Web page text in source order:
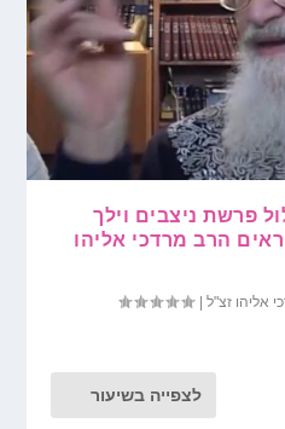
פרשת ניצבים וילך
הרב מרדכי אליהו
אליהו זצ"ל |
לצפייה בשיעור